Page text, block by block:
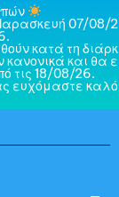
07/08/2
κατά τη διάρκ
και θα ε
τις 18/08/26.
ευχόμαστε καλό